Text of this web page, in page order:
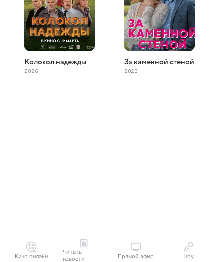
Колокол надежды
2026
За каменной стеной
2023
Кино онлайн
Читать
новости
Прямой эфир Шоу